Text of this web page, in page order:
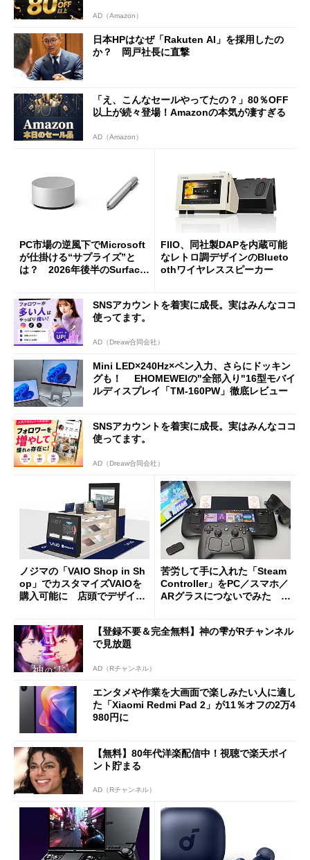
AD（Amazon）
日本HPはなぜ「Rakuten AI」を採用したの
か？ 岡戸社長に直撃
「え、こんなセールやってたの？」80％OFF
以上が続々登場！Amazonの本気が凄すぎる
AD（Amazon）
PC市場の逆風下でMicrosoft
が仕掛ける“サプライズ”と
は？ 2026年後半のSurface
FIIO、同社製DAPを内蔵可能
なレトロ調デザインのBlueto
othワイヤレススピーカー
SNSアカウントを着実に成長。実はみんなココ
使ってます。
AD（Dreaw合同会社）
Mini LED×240Hz×ペン入力、さらにドッキン
グも！ EHOMEWEIの"全部入り"16型モバイ
ルディスプレイ「TM-160PW」徹底レビュー
SNSアカウントを着実に成長。実はみんなココ
使ってます。
AD（Dreaw合同会社）
ノジマの「VAIO Shop in Sh
op」でカスタマイズVAIOを
購入可能に 店頭でデザイン
苦労して手に入れた「Steam
Controller」をPC／スマホ／
ARグラスにつないでみた ゲ
【登録不要＆完全無料】神の雫がRチャンネル
で見放題
AD（Rチャンネル）
エンタメや作業を大画面で楽しみたい人に適し
た「Xiaomi Redmi Pad 2」が11％オフの2万4
980円に
【無料】80年代洋楽配信中！視聴で楽天ポイ
ント貯まる
AD（Rチャンネル）